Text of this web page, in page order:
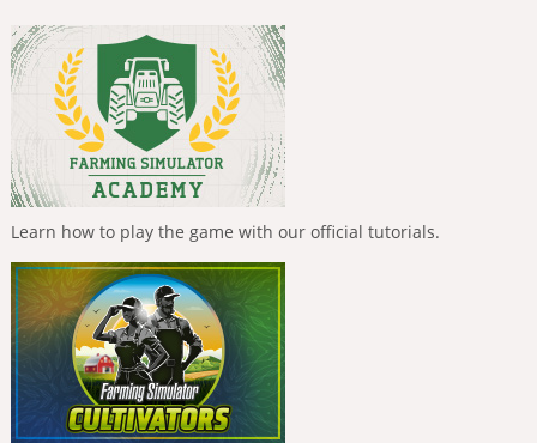
Learn how to play the game with our official tutorials.